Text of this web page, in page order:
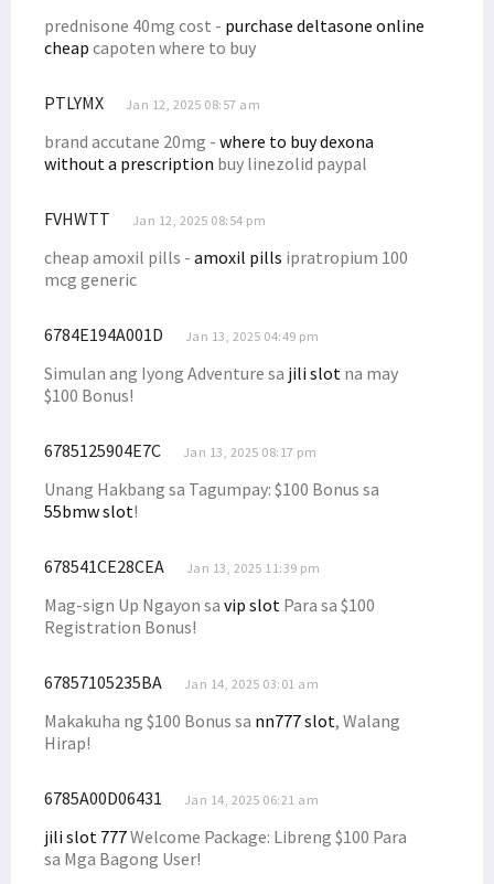
prednisone 40mg cost - purchase deltasone online
cheap capoten where to buy
PTLYMX Jan 12, 2025 08:57 am
brand accutane 20mg - where to buy dexona
without a prescription buy linezolid paypal
FVHWTT Jan 12, 2025 08:54 pm
cheap amoxil pills - amoxil pills ipratropium 100
mcg generic
6784E194A001D Jan 13, 2025 04:49 pm
Simulan ang Iyong Adventure sa jili slot na may
$100 Bonus!
6785125904E7C Jan 13, 2025 08:17 pm
Unang Hakbang sa Tagumpay: $100 Bonus sa
55bmw slot!
678541CE28CEA Jan 13, 2025 11:39 pm
Mag-sign Up Ngayon sa vip slot Para sa $100
Registration Bonus!
67857105235BA Jan 14, 2025 03:01 am
Makakuha ng $100 Bonus sa nn777 slot, Walang
Hirap!
6785A00D06431 Jan 14, 2025 06:21 am
jili slot 777Welcome Package: Libreng $100 Para
sa Mga Bagong User!